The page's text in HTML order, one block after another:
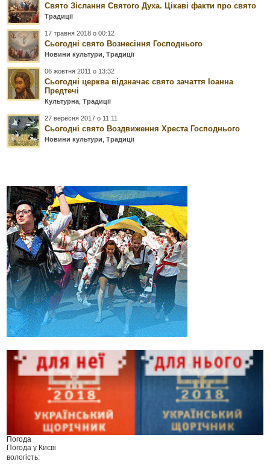
Свято Зіслання Святого Духа. Цікаві факти про свято
Традиції
17 травня 2018 о 00:12
Сьогодні свято Вознесіння Господнього
Новини культури ,Традиції
06 жовтня 2011 о 13:32
Сьогодні церква відзначає свято зачаття Іоанна
Предтечі
Культурна ,Традиції
27 вересня 2017 о 11:11
Сьогодні свято Воздвиження Хреста Господнього
Новини культури ,Традиції
Погода
Погода у Києві
вологість: